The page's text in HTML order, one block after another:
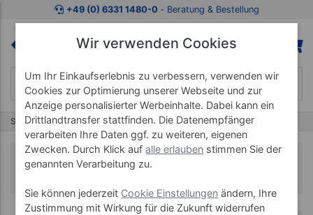
+49 (0) 6331 1480-0 ‐ Beratung & Bestellung
Start Koffermassagebänke Robusta
Robusta
Wir verwenden Cookies
Um Ihr Einkaufserlebnis zu verbessern, verwenden wir
Cookies zur Optimierung unserer Webseite und zur
Anzeige personalisierter Werbeinhalte. Dabei kann ein
Drittlandtransfer stattfinden. Die Datenempfänger
verarbeiten Ihre Daten ggf. zu weiteren, eigenen
Zwecken. Durch Klick aufalle erlauben stimmen Sie der
genannten Verarbeitung zu.
Sie können jederzeit Cookie Einstellungen ändern, Ihre
Zustimmung mit Wirkung für die Zukunft widerrufen